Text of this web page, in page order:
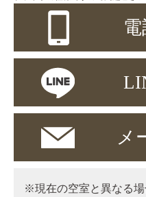
メ
※現在の空室と異なる